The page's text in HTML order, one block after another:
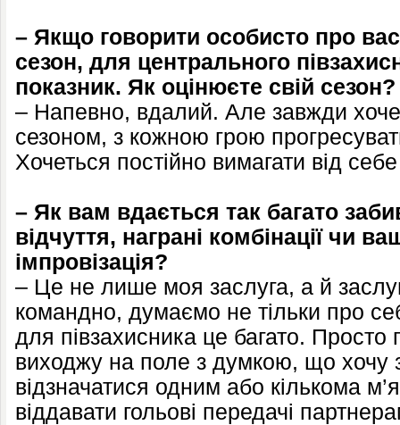
– Якщо говорити особисто про
сезон, для центрального
показник. Як оцінюєте свій сезон?
– Напевно, вдалий. Але завжди
сезоном, з кожною грою
Хочеться постійно вимагати від
– Як вам вдається так багато
відчуття, награні комбінації чи
імпровізація?
– Це не лише моя заслуга, а й
командно, думаємо не тільки про
для півзахисника це багато.
виходжу на поле з думкою, що хочу
відзначатися одним або кількома
віддавати гольові передачі